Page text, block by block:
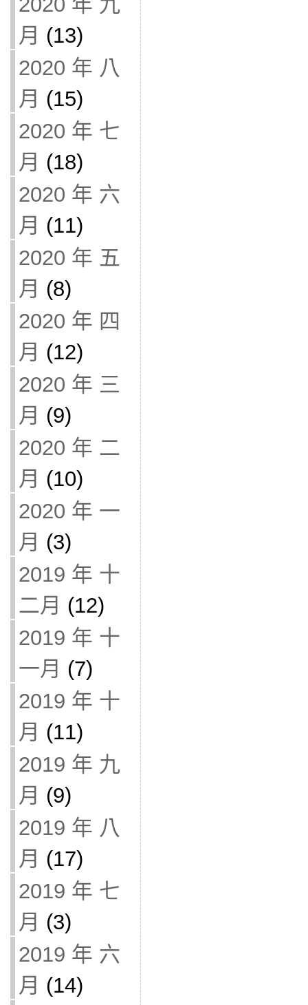
月 (13)
2020 年 八
月 (15)
2020 年 七
月 (18)
2020 年 六
月 (11)
2020 年 五
月 (8)
2020 年 四
月 (12)
2020 年 三
月 (9)
2020 年 二
月 (10)
2020 年 一
月 (3)
2019 年 十
二月 (12)
2019 年 十
一月 (7)
2019 年 十
月 (11)
2019 年 九
月 (9)
2019 年 八
月 (17)
2019 年 七
月 (3)
2019 年 六
月 (14)